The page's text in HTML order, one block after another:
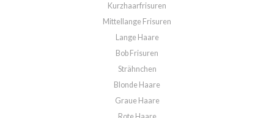
Kurzhaarfrisuren
Mittellange Frisuren
Lange Haare
Bob Frisuren
Strähnchen
Blonde Haare
Graue Haare